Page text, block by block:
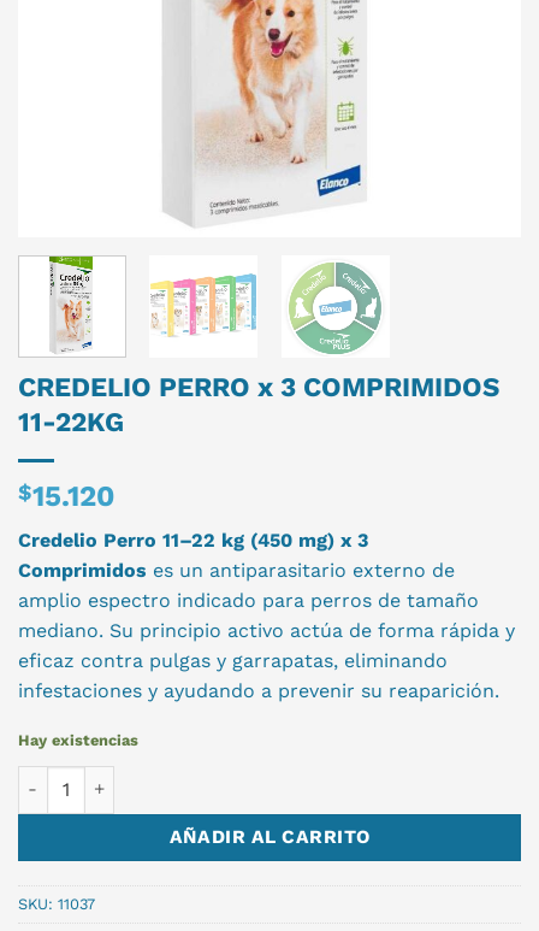
CREDELIO PERRO x 3 COMPRIMIDOS
11-22KG
$15.120
Credelio Perro 11–22 kg (450 mg) x 3
Comprimidos es un antiparasitario externo de
amplio espectro indicado para perros de tamaño
mediano. Su principio activo actúa de forma rápida y
eficaz contra pulgas y garrapatas, eliminando
infestaciones y ayudando a prevenir su reaparición.
Hay existencias
AÑADIR AL CARRITO
SKU: 11037